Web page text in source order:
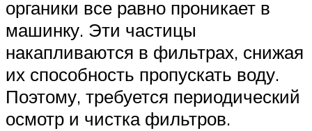
органики все равно проникает в
машинку. Эти частицы
накапливаются в фильтрах, снижая
их способность пропускать воду.
Поэтому, требуется периодический
осмотр и чистка фильтров.